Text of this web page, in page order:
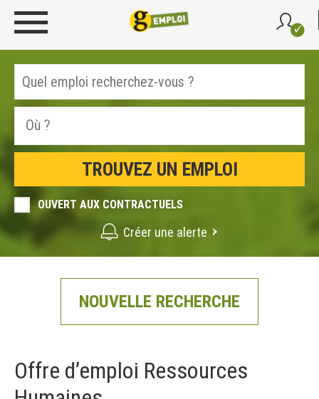
OUVERT AUX CONTRACTUELS
Créer une alerte
NOUVELLE RECHERCHE
Offre d’emploi Ressources